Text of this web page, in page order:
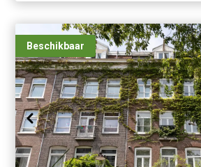
Beschikbaar